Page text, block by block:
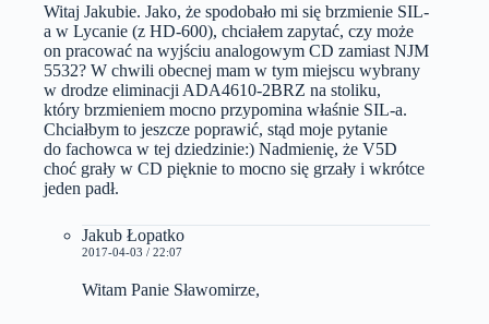
Witaj Jakubie. Jako, że spodobało mi się brzmienie SIL-
a w Lycanie (z HD-600), chciałem zapytać, czy może
on pracować na wyjściu analogowym CD zamiast NJM
5532? W chwili obecnej mam w tym miejscu wybrany
w drodze eliminacji ADA4610-2BRZ na stoliku,
który brzmieniem mocno przypomina właśnie SIL-a.
Chciałbym to jeszcze poprawić, stąd moje pytanie
do fachowca w tej dziedzinie:) Nadmienię, że V5D
choć grały w CD pięknie to mocno się grzały i wkrótce
jeden padł.
Jakub Łopatko
2017-04-03 / 22:07
Witam Panie Sławomirze,